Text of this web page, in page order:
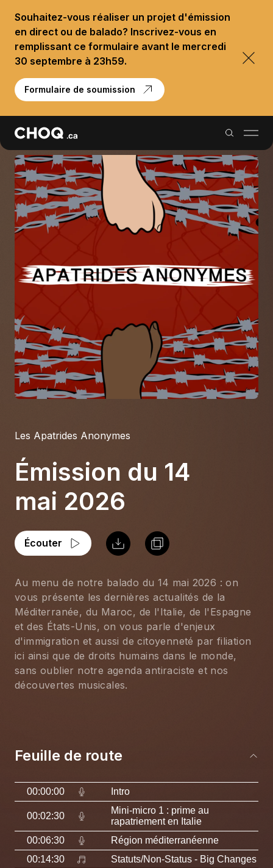
Souhaitez-vous réaliser un projet d'émission
en direct ou de balado? Inscrivez-vous en
remplissant ce formulaire avant le mercredi
30 septembre à 23h59.
Formulaire de soumission
Balados
Reportages
À propos
S'impliquer
Carrière
Location studio
Les Apatrides Anonymes
Émission du 14
mai 2026
Écouter
Au menu de notre balado du 14 mai 2026 : on
vous présente les dernières actualités de la
Méditerranée, du Maroc, de l'Italie, de l'Espagne
et des États-Unis, on vous parle d'enjeux
d'immigration et aussi de citoyenneté par filiation
ici ainsi que de droits humains dans le monde,
sans oublier notre agenda antiraciste et nos
découvertes musicales.
Feuille de route
00:00:00 Intro
00:02:30
Mini-micro 1 : prime au
rapatriement en Italie
00:06:30
Région méditerranéenne
00:14:30
Statuts/Non-Status - Big Changes